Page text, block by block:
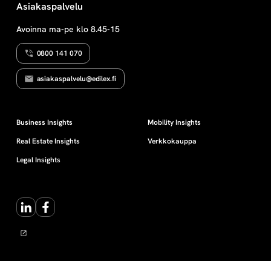
l
u
t
k
s
e
t
Asiakaspalvelu
Avoinna ma-pe klo 8.45-15
0800 141 070
asiakaspalvelu@edilex.fi
Business Insights
Real Estate Insights
Legal Insights
Mobility Insights
Verkkokauppa
LinkedInFacebook